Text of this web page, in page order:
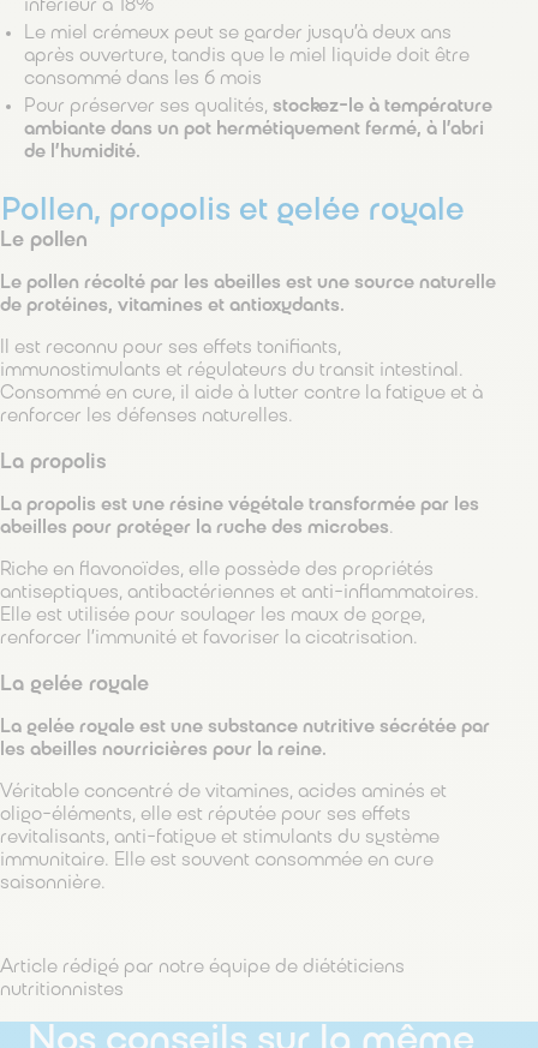
inférieur à 18%
Le miel crémeux peut se garder jusqu’à deux ans
après ouverture, tandis que le miel liquide doit être
consommé dans les 6 mois
Pour préserver ses qualités, stockez-le à température
ambiante dans un pot hermétiquement fermé, à l’abri
de l’humidité.
Pollen, propolis et gelée royale
Le pollen
Le pollen récolté par les abeilles est une source naturelle
de protéines, vitamines et antioxydants.
Il est reconnu pour ses effets tonifiants,
immunostimulants et régulateurs du transit intestinal.
Consommé en cure, il aide à lutter contre la fatigue et à
renforcer les défenses naturelles.
La propolis
La propolis est une résine végétale transformée par les
abeilles pour protéger la ruche des microbes.
Riche en flavonoïdes, elle possède des propriétés
antiseptiques, antibactériennes et anti-inflammatoires.
Elle est utilisée pour soulager les maux de gorge,
renforcer l’immunité et favoriser la cicatrisation.
La gelée royale
La gelée royale est une substance nutritive sécrétée par
les abeilles nourricières pour la reine.
Véritable concentré de vitamines, acides aminés et
oligo-éléments, elle est réputée pour ses effets
revitalisants, anti-fatigue et stimulants du système
immunitaire. Elle est souvent consommée en cure
saisonnière.
Article rédigé par notre équipe de diététiciens
nutritionnistes